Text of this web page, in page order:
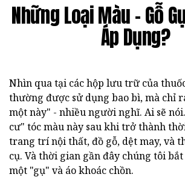
Những Loại Màu - Gỗ
Áp Dụng?
Nhìn qua tại các hộp lưu trữ của
thường được sử dụng bao bì, mà chỉ
một này" - nhiều người nghĩ. Ai sẽ
cư" tóc màu này sau khi trở thành
trang trí nội thất, đồ gỗ, dệt may, và
cụ. Và thời gian gần đây chúng tôi
một "gụ" và áo khoác chồn.